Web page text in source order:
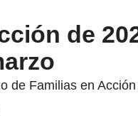
de
de Familias en